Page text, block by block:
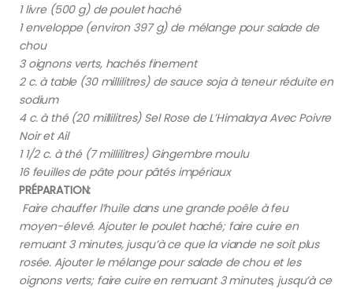
1 livre (500 g) de poulet haché
1 enveloppe (environ 397 g) de mélange pour salade de
chou
3 oignons verts, hachés finement
2 c. à table (30 millilitres) de sauce soja à teneur réduite en
sodium
4 c. à thé (20 millilitres) Sel Rose de L’Himalaya Avec Poivre
Noir et Ail
1 1/2 c. à thé (7 millilitres) Gingembre moulu
16 feuilles de pâte pour pâtés impériaux
PRÉPARATION:
Faire chauffer l’huile dans une grande poêle à feu
moyen-élevé. Ajouter le poulet haché; faire cuire en
remuant 3 minutes, jusqu’à ce que la viande ne soit plus
rosée. Ajouter le mélange pour salade de chou et les
oignons verts; faire cuire en remuant 3 minutes, jusqu’à ce